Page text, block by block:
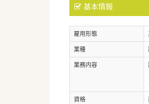
基本情報
雇用形態
業種
業務内容
資格